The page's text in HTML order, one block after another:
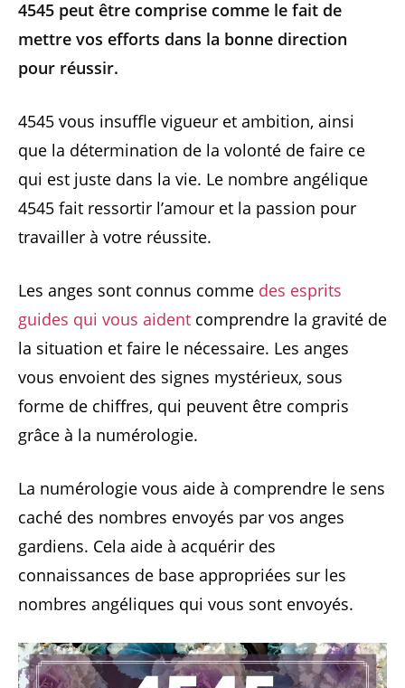
4545 peut être comprise comme le fait de
mettre vos efforts dans la bonne direction
pour réussir.
4545 vous insuffle vigueur et ambition, ainsi
que la détermination de la volonté de faire ce
qui est juste dans la vie. Le nombre angélique
4545 fait ressortir l’amour et la passion pour
travailler à votre réussite.
Les anges sont connus comme des esprits
guides qui vous aident comprendre la gravité de
la situation et faire le nécessaire. Les anges
vous envoient des signes mystérieux, sous
forme de chiffres, qui peuvent être compris
grâce à la numérologie.
La numérologie vous aide à comprendre le sens
caché des nombres envoyés par vos anges
gardiens. Cela aide à acquérir des
connaissances de base appropriées sur les
nombres angéliques qui vous sont envoyés.